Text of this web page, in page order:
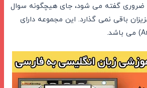
گفته می شود، جای هیچگونه سوال
باقی نمی گذارد. این مجموعه دارای